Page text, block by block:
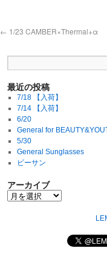
← 1/23 CAMBER×Thermal+α
最近の投稿
7/18 【入荷】
7/14 【入荷】
6/20
General for
5/30
General Sunglasses
ビーサン
アーカイブ